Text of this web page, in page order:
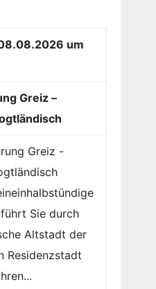
um
Greiz –
Sie durch
Altstadt der
Residenzstadt